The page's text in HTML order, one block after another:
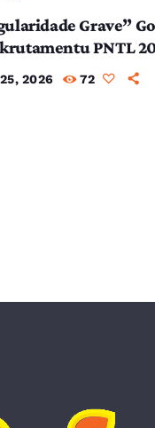
Grave”
PNTL
2026 72